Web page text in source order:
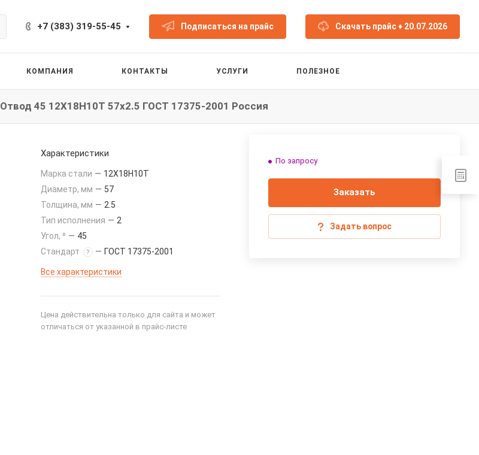
+7 (383) 319-55-45 Подписаться на прайс Скачать прайс♦ 20.07.2026
КОМПАНИЯ КОНТАКТЫ УСЛУГИ ПОЛЕЗНОЕ
Отвод 45 12Х18Н10Т 57x2.5 ГОСТ 17375-2001 Россия
По запросу
Заказать
Задать вопрос
Характеристики
Марка стали — 12Х18Н10Т
Диаметр, мм — 57
Толщина, мм — 2.5
Тип исполнения — 2
Угол, ⁰ — 45
Стандарт
? — ГОСТ 17375-2001
Все характеристики
Цена действительна только для сайта и может
отличаться от указанной в прайс-листе